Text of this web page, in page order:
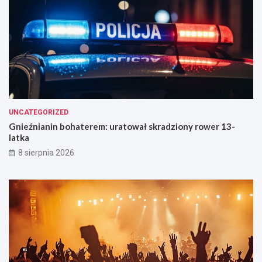
UNCATEGORIZED
Gnieźnianin bohaterem: uratował skradziony rower 13-
latka
8 sierpnia 2026